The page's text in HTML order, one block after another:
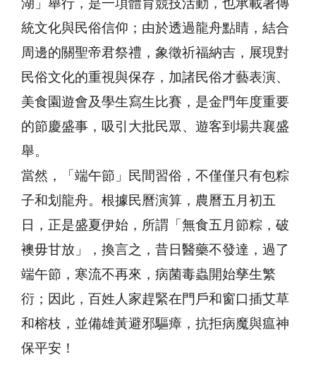
湖」舉行，是一項體育競技活動，也承載著傳
統文化與民俗信仰；由於透過龍舟點睛，結合
周邊的關聖帝君祭禮，象徵祈福納吉，展現對
民俗文化的重視與保存，加諸民俗才藝表演、
美食園遊會及學生寫生比賽，是金門年度重要
的節慶盛事，吸引大批民眾、遊客到場共襄盛
舉。
當然，「端午節」民間習俗，不僅僅只有包粽
子和划龍舟。根據民曆演算，農曆五月初五
日，正是盛夏伊始，所謂「無食五月節粽，破
襖毋甘放」，換言之，昔日醫藥不發達，過了
端午節，寒流不再來，病菌毒蟲開始孳生繁
衍；因此，百姓人家趕緊在門戶和窗口插艾草
和榕枝，並備雄黃避邪驅瘴，抗拒病魔與瘟神
保平安！